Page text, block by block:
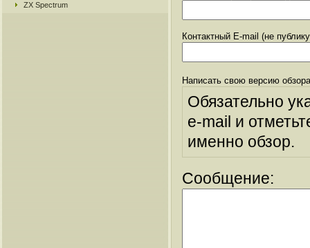
ZX Spectrum
Контактный E-mail (не
Написать свою версию
Обязательно
e-mail и
именно обзор.
Сообщение: